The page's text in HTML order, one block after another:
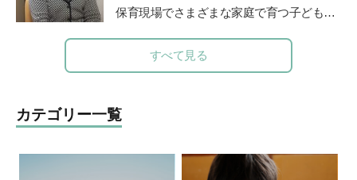
兼任、ADHD専門外来を担当。著書に、ベ
書）など多数。
保育現場でさまざまな家庭で育つ子どもと
定評がある。豊かな経験を活かして、『幼
稚園』（小学館刊）で育児相談コーナーを
ージを伝えてきた。
すべて見る
カテゴリー一覧